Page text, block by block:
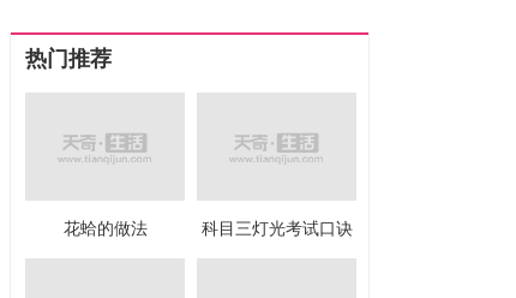
热门推荐
花蛤的做法 科目三灯光考试口诀